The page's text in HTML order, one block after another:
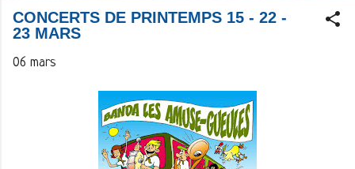
CONCERTS DE PRINTEMPS 15 - 22 -
23 MARS
06 mars